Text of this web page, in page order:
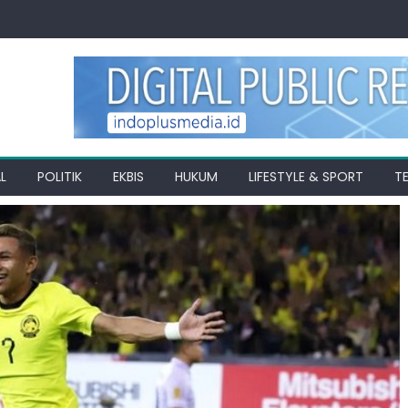
POLITIK EKBIS HUKUM LIFESTYLE & SPORT